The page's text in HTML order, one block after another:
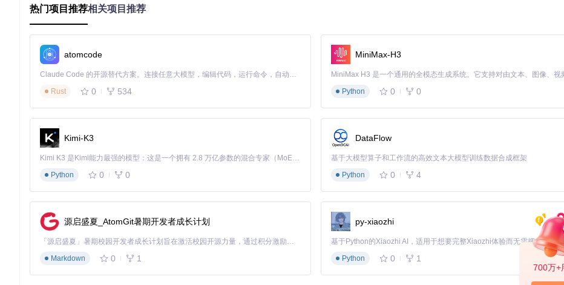
700万+
心肺强化训练
心肺强化训练旨在提高心肺功能，包括跑步机、椭圆机等器械训练以及各类有氧运动动作，是减脂和提升体能的重要手段。
器械专项训练
集成困难？标准化JSON结构解析 🔍
数据集成是开发健身应用的另一大挑战，不同格式的数据难以统一处理。Free Exercise DB 采用标准化的JSON格式存储数据，确保了数据结构
和可扩展性，极大降低了集成难度。
每个健身动作的JSON数据包含动作名称、类别、描述、肌肉群、示范图片路径等关键信息。这种结构化的数据便于开发者快速解析和使用，无
量时间处理数据格式问题。通过查看项目中的 schema.json 文件，可详细了解数据结构规范。
数据应用案例
以交替式壶铃划船动作为例，其JSON数据清晰描述了动作要领、目标肌肉群等信息，开发者可直接根据这些数据在应用中展示动作详情、指导
热门项目推荐相关项目推荐
atomcode
Claude Code 的开源替代方案。连接任意大模型，编辑代码，运行命令，自动验证 — 全自动执行。用 Rust 构建，极致性能。 ｜ An open-source alternative to Claude Code. Connect any LLM, edit code, run commands, and verify changes — autonomously. Built in Rust for speed. Get Started
Rust
0 534
MiniMax-H3
Python
0 0
Kimi-K3
Kimi K3 是Kimi能力最强的模型：这是一个拥有 2.8 万亿参数的混合专家（MoE）模型，具备原生视觉理解能力，并支持 100 万 token 的上下文窗口。
Python
0 0
DataFlow
基于大模型算子和工作流的高效文本大模型训练数据合成框架
Python
0 4
源启盛夏_AtomGit暑期开发者成长计划
「源启盛夏」暑期校园开发者成长计划旨在激活校园开源力量，通过积分激励、认证扶持、资源倾斜等形式，引导高校组织和开发者完成「入驻 — 建项目 — 做贡献 — 获认证 — 得资源」的完整闭环。无论你是想带领社团入驻平台的组织者，还是希望用代码贡献证明自己的开发者，都能在这里找到属于你的成长路径。
Markdown
0 1
py-xiaozhi
Python
0 1